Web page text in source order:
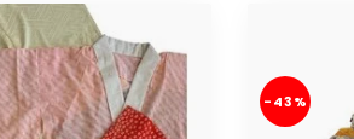
-43%